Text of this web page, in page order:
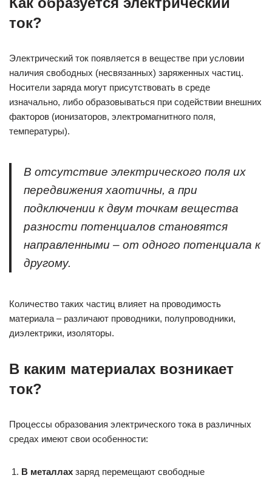
ток?
Электрический ток появляется в веществе при условии
наличия свободных (несвязанных) заряженных частиц.
Носители заряда могут присутствовать в среде
изначально, либо образовываться при содействии внешних
факторов (ионизаторов, электромагнитного поля,
температуры).
В отсутствие электрического поля их
передвижения хаотичны, а при
подключении к двум точкам вещества
разности потенциалов становятся
направленными – от одного потенциала к
другому.
Количество таких частиц влияет на проводимость
материала – различают проводники, полупроводники,
диэлектрики, изоляторы.
В каким материалах возникает
ток?
Процессы образования электрического тока в различных
средах имеют свои особенности:
В металлах заряд перемещают свободные